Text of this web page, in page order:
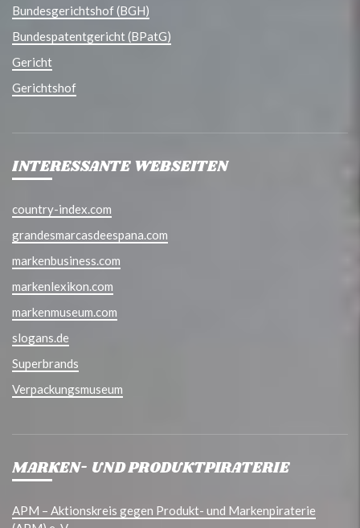
Bundesgerichtshof (BGH)
Bundespatentgericht (BPatG)
Gericht
Gerichtshof
INTERESSANTE WEBSEITEN
country-index.com
grandesmarcasdeespana.com
markenbusiness.com
markenlexikon.com
markenmuseum.com
slogans.de
Superbrands
Verpackungsmuseum
MARKEN- UND PRODUKTPIRATERIE
APM – Aktionskreis gegen Produkt- und Markenpiraterie